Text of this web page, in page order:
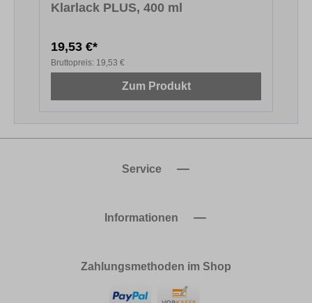
Klarlack PLUS, 400 ml
19,53 €*
Bruttopreis: 19,53 €
Zum Produkt
Service
Informationen
Zahlungsmethoden im Shop